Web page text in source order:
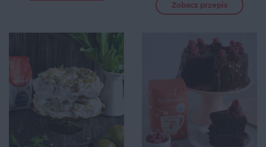
Zobacz przepis